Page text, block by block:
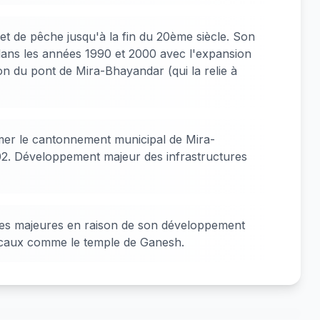
de pêche jusqu'à la fin du 20ème siècle. Son
les années 1990 et 2000 avec l'expansion
du pont de Mira-Bhayandar (qui la relie à
le cantonnement municipal de Mira-
Développement majeur des infrastructures
majeures en raison de son développement
comme le temple de Ganesh.